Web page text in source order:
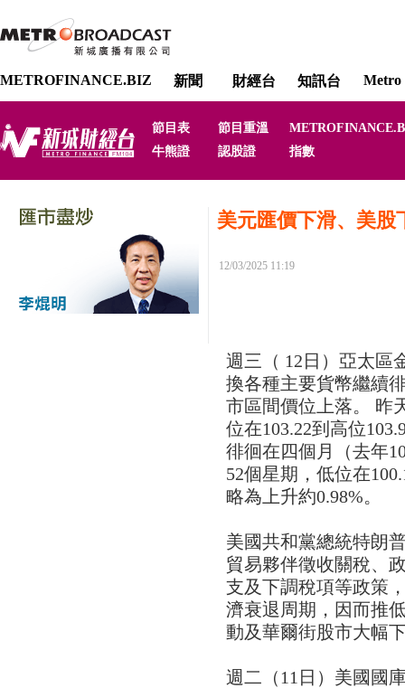
METROFINANCE.BIZ 新聞 財經台 知訊台 Metro
節目表 節目重溫
牛熊證
認股證 指數
美元匯價下滑、美股
12/03/2025 11:19
週三（ 12日）亞太區
換各種主要貨幣繼續
市區間價位上落。 昨
位在103.22到高位
徘徊在四個月（去年
52個星期，低位在
略為上升約0.98%。
美國共和黨總統特朗
貿易夥伴徵收關稅、
支及下調稅項等政策
濟衰退周期，因而推
動及華爾街股市大幅
週二（11日）美國國